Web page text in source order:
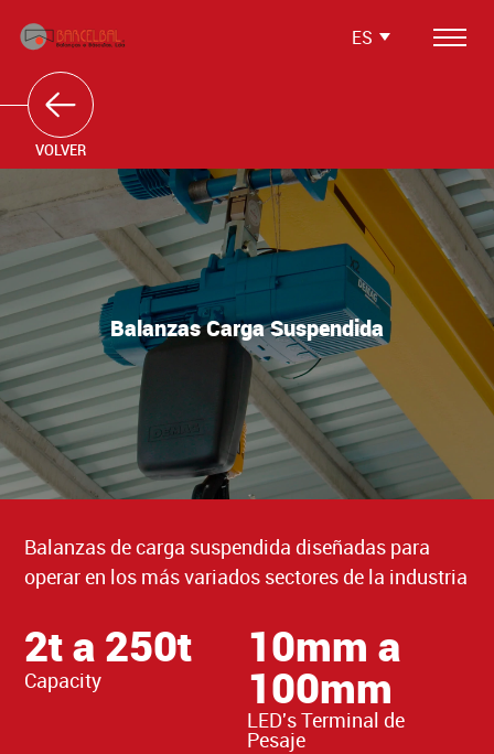
Soluciones Integradas
Servicios
Media
Testimonios
Contactos
BÁSCULAS Y BÁSCULAS PUENTE
A BARCELBAL
SOLICITUD DE ASISTENCIA TÉCNICA
FAQ’S
ES
VOLVER
Balanzas Carga Suspendida
Balanzas de carga suspendida diseñadas para
operar en los más variados sectores de la industria
2t a 250t
Capacity
10mm a
100mm
LED's Terminal de
Pesaje